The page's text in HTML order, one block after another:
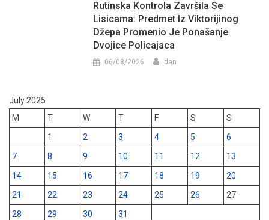
Rutinska Kontrola Završila Se
Lisicama: Predmet Iz Viktorijinog
Džepa Promenio Je Ponašanje
Dvojice Policajaca
06/08/2026 dan
July 2025
M
T W T F S
S
1
2 3 4 5
6
7
8 9 10 11 12
13
14
15 16 17 18 19
20
21
22 23 24 25 26
27
28
29 30 31